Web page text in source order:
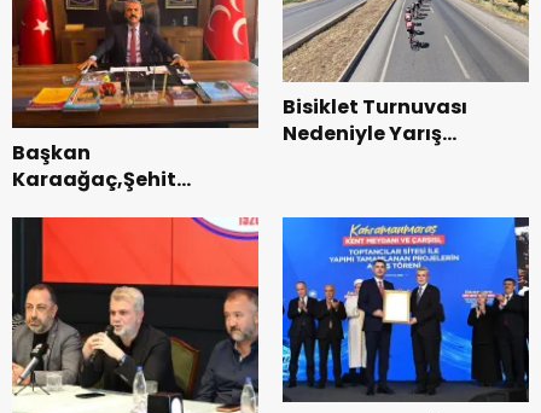
Başkan
Karaağaç,Şehit
Bisiklet Turnuvası
Nedeniyle Yarış
Gidilecek!.